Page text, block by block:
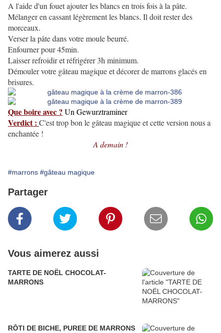
A l'aide d'un fouet ajouter les blancs en trois fois à la pâte.
Mélanger en cassant légèrement les blancs. Il doit rester des
morceaux.
Verser la pâte dans votre moule beurré.
Enfourner pour 45min.
Laisser refroidir et réfrigérer 3h minimum.
Démouler votre gâteau magique et décorer de marrons glacés en
brisures.
Que boire avec ? Un Gewurztraminer
Verdict : C'est trop bon le gâteau magique et cette version nous a
enchantée !
A demain !
#marrons #gâteau magique
Partager
Vous aimerez aussi
TARTE DE NOËL CHOCOLAT-
MARRONS
RÔTI DE BICHE, PUREE DE MARRONS